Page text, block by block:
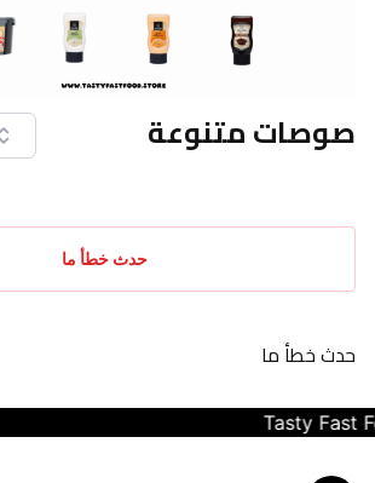
صوصات متنوعة
حدث خطأ ما
حدث خطأ ما
Tasty Fast